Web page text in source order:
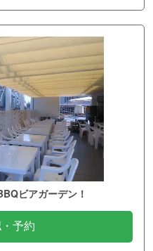
ビアガーデン！
予約